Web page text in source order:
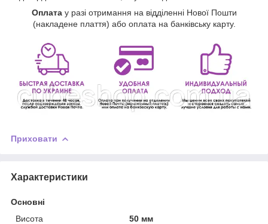
Оплата у разі отримання на відділенні Нової Пошти
(накладене плаття) або оплата на банківську карту.
Приховати
Характеристики
Основні
Висота
50 мм